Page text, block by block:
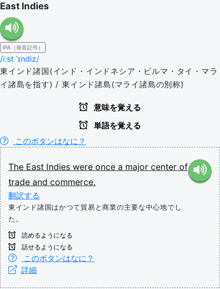
East Indies
IPA（発音記号）
/iːst ˈɪndiz/
東インド諸国(インド・インドネシア・ビルマ・タイ・マラ
イ諸島を指す) / 東インド諸島(マライ諸島の別称)
意味を覚える
単語を覚える
このボタンはなに？
The East Indies were once a major center of
trade and commerce.
翻訳する
東インド諸国はかつて貿易と商業の主要な中心地でし
た。
読めるようになる
話せるようになる
このボタンはなに？
詳細